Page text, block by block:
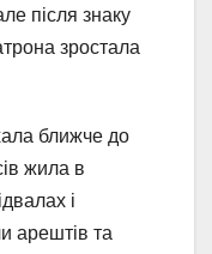
після знаку
зростала
ближче до
жила в
і
арештів та